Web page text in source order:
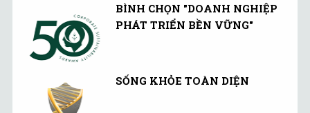
BÌNH CHỌN "DOANH NGHIỆP
PHÁT TRIỂN BỀN VỮNG"
SỐNG KHỎE TOÀN DIỆN